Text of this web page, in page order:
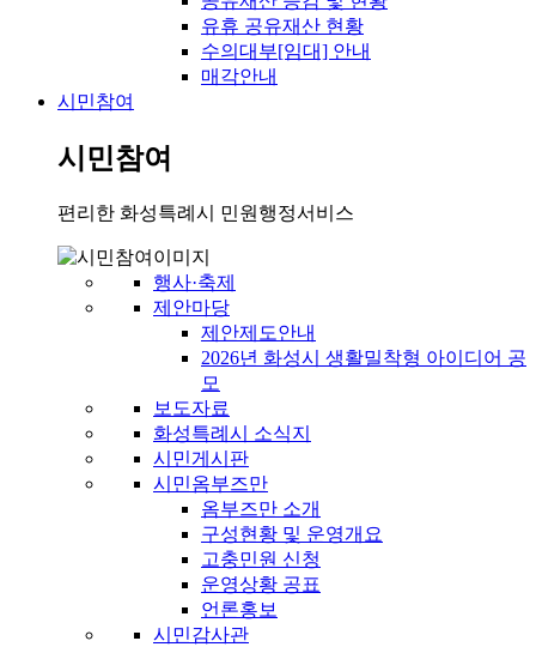
유휴 공유재산 현황
수의대부[임대] 안내
매각안내
시민참여
시민참여
편리한 화성특례시 민원행정서비스
행사·축제
제안마당
제안제도안내
2026년 화성시 생활밀착형 아이디어 공
모
보도자료
화성특례시 소식지
시민게시판
시민옴부즈만
옴부즈만 소개
구성현황 및 운영개요
고충민원 신청
운영상황 공표
언론홍보
시민감사관